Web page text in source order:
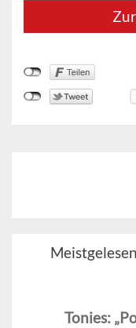
Meistgelesen
Tonies: